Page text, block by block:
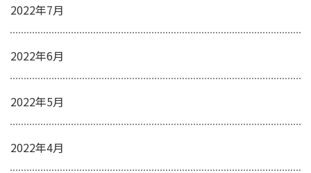
2022年7月
2022年6月
2022年5月
2022年4月